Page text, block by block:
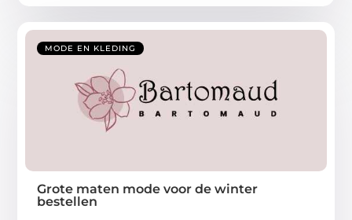
MODE EN KLEDING
Grote maten mode voor de winter
bestellen